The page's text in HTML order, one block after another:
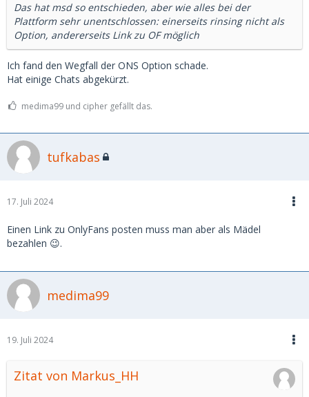
Das hat msd so entschieden, aber wie alles bei der
Plattform sehr unentschlossen: einerseits rinsing nicht als
Option, andererseits Link zu OF möglich
Ich fand den Wegfall der ONS Option schade.
Hat einige Chats abgekürzt.
medima99 und cipher gefällt das.
tufkabas
17. Juli 2024
Einen Link zu OnlyFans posten muss man aber als Mädel
bezahlen 😉.
medima99
19. Juli 2024
Zitat von Markus_HH